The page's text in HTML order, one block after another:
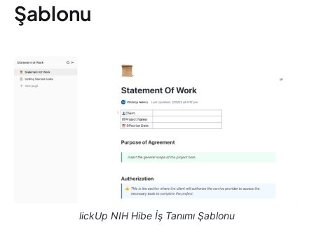
Şablonu
lickUp NIH Hibe İş Tanımı Şablonu